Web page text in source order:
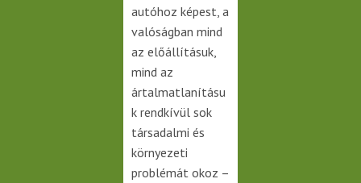
autóhoz képest, a
valóságban mind
az előállításuk,
mind az
ártalmatlanításu
k rendkívül sok
társadalmi és
környezeti
problémát okoz –